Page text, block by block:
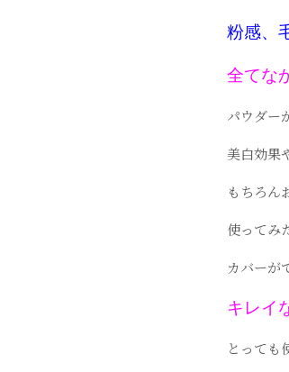
粉感、
全てな
パウダー
美白効果
もちろん
使ってみ
カバーが
キレイ
とっても